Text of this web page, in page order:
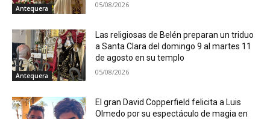
Antequera 05/08/2026
Antequera
Las religiosas de Belén preparan un triduo
a Santa Clara del domingo 9 al martes 11
de agosto en su templo
05/08/2026
El gran David Copperfield felicita a Luis
Olmedo por su espectáculo de magia en